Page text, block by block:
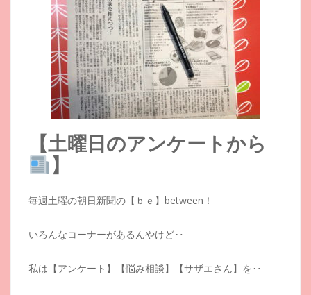
【土曜日のアンケートから
】
毎週土曜の朝日新聞の【ｂｅ】between！
いろんなコーナーがあるんやけど‥
私は【アンケート】【悩み相談】【サザエさん】を‥